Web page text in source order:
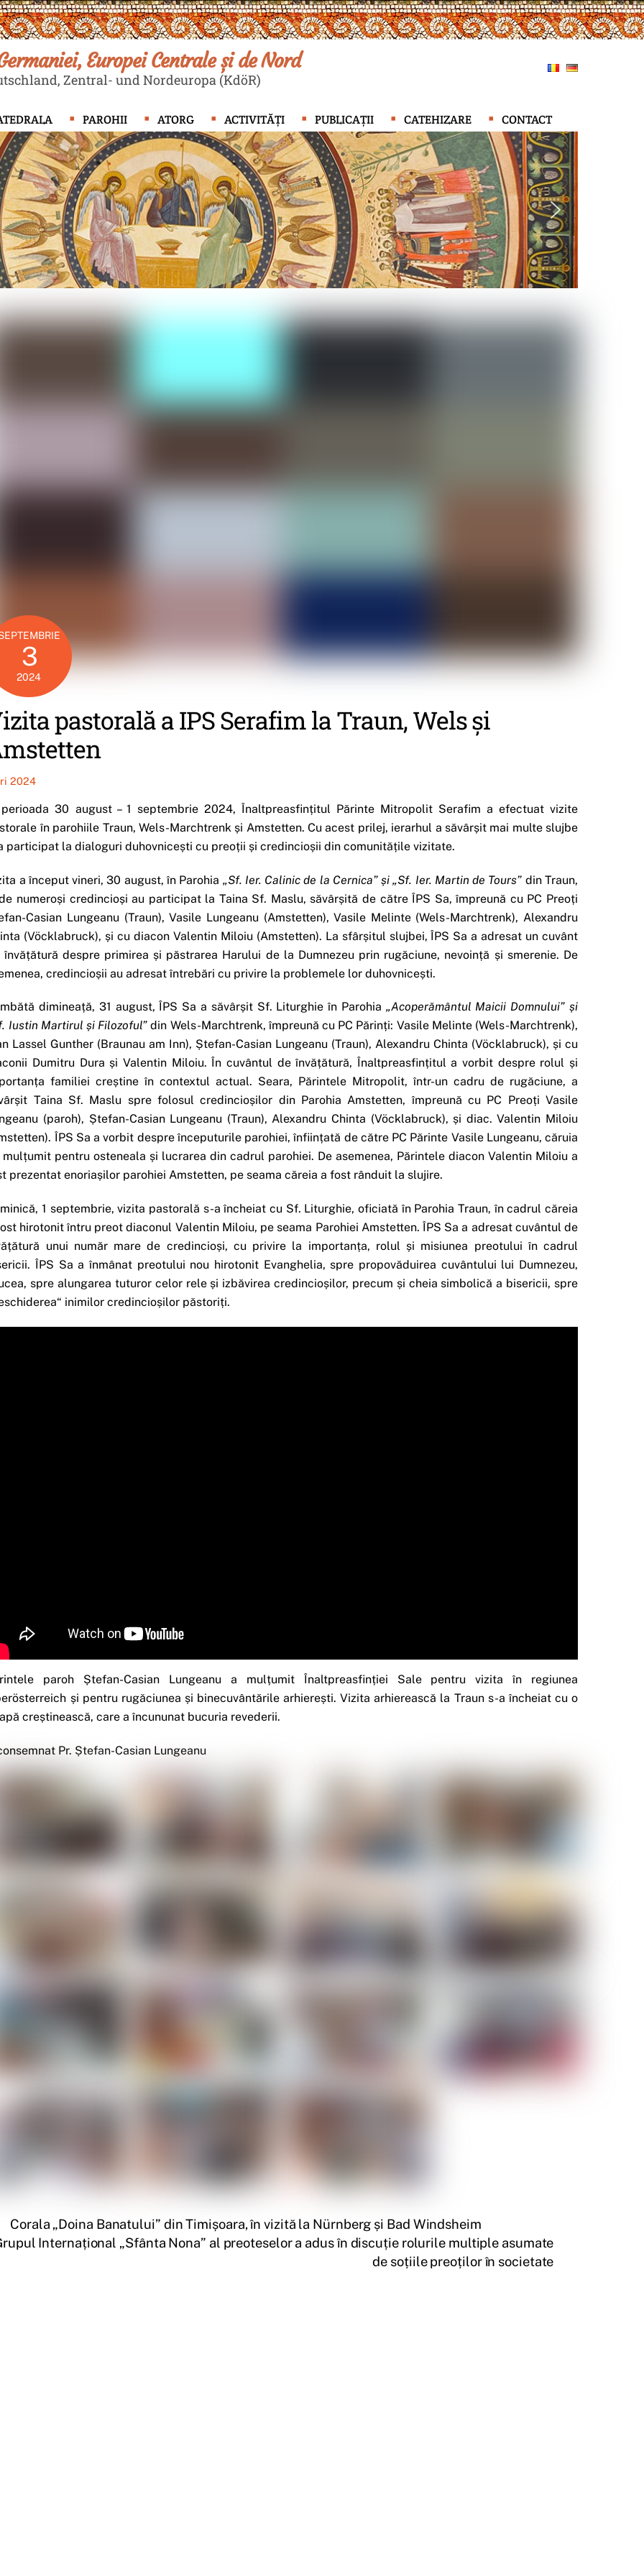
Europei Centrale și de Nord
Zentral- und Nordeuropa (KdöR)
PAROHII ATORG ACTIVITĂȚI PUBLICAȚII CATEHIZARE CONTACT
3
2024
pastorală a IPS Serafim la Traun, Wels și
2024
30 august – 1 septembrie 2024, Înaltpreasfințitul Părinte Mitropolit Serafim a efectuat vizite
în parohiile Traun, Wels-Marchtrenk și Amstetten. Cu acest prilej, ierarhul a săvârșit mai multe slujbe
participat la dialoguri duhovnicești cu preoții și credincioșii din comunitățile vizitate.
a început vineri, 30 august, în Parohia „Sf. Ier. Calinic de la Cernica” și „Sf. Ier. Martin de Tours” din Traun,
numeroși credincioși au participat la Taina Sf. Maslu, săvârșită de către ÎPS Sa, împreună cu PC Preoți
Casian Lungeanu (Traun), Vasile Lungeanu (Amstetten), Vasile Melinte (Wels-Marchtrenk), Alexandru
(Vöcklabruck), și cu diacon Valentin Miloiu (Amstetten). La sfârșitul slujbei, ÎPS Sa a adresat un cuvânt
învățătură despre primirea și păstrarea Harului de la Dumnezeu prin rugăciune, nevoință și smerenie. De
credincioșii au adresat întrebări cu privire la problemele lor duhovnicești.
dimineață, 31 august, ÎPS Sa a săvârșit Sf. Liturghie în Parohia „Acoperământul Maicii Domnului” și
Iustin Martirul și Filozoful” din Wels-Marchtrenk, împreună cu PC Părinți: Vasile Melinte (Wels-Marchtrenk),
Lassel Gunther (Braunau am Inn), Ștefan-Casian Lungeanu (Traun), Alexandru Chinta (Vöcklabruck), și cu
Dumitru Dura și Valentin Miloiu. În cuvântul de învățătură, Înaltpreasfințitul a vorbit despre rolul și
familiei creștine în contextul actual. Seara, Părintele Mitropolit, într-un cadru de rugăciune, a
Taina Sf. Maslu spre folosul credincioșilor din Parohia Amstetten, împreună cu PC Preoți Vasile
(paroh), Ștefan-Casian Lungeanu (Traun), Alexandru Chinta (Vöcklabruck), și diac. Valentin Miloiu
ÎPS Sa a vorbit despre începuturile parohiei, înființată de către PC Părinte Vasile Lungeanu, căruia
mulțumit pentru osteneala și lucrarea din cadrul parohiei. De asemenea, Părintele diacon Valentin Miloiu a
prezentat enoriașilor parohiei Amstetten, pe seama căreia a fost rânduit la slujire.
1 septembrie, vizita pastorală s-a încheiat cu Sf. Liturghie, oficiată în Parohia Traun, în cadrul căreia
hirotonit întru preot diaconul Valentin Miloiu, pe seama Parohiei Amstetten. ÎPS Sa a adresat cuvântul de
unui număr mare de credincioși, cu privire la importanța, rolul și misiunea preotului în cadrul
ÎPS Sa a înmânat preotului nou hirotonit Evanghelia, spre propovăduirea cuvântului lui Dumnezeu,
spre alungarea tuturor celor rele și izbăvirea credincioșilor, precum și cheia simbolică a bisericii, spre
inimilor credincioșilor păstoriți.
paroh Ștefan-Casian Lungeanu a mulțumit Înaltpreasfinției Sale pentru vizita în regiunea
și pentru rugăciunea și binecuvântările arhierești. Vizita arhierească la Traun s-a încheiat cu o
creștinească, care a încununat bucuria revederii.
Pr. Ștefan-Casian Lungeanu
Corala „Doina Banatului” din Timișoara, în vizită la Nürnberg și Bad Windsheim
Internațional „Sfânta Nona” al preoteselor a adus în discuție rolurile multiple asumate
de soțiile preoților în societate